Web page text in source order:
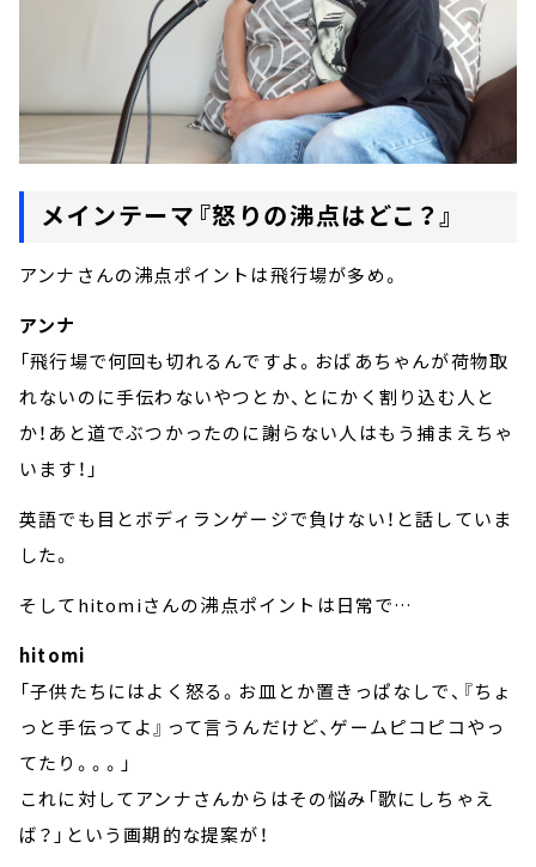
メインテーマ『怒りの沸点はどこ？』
アンナさんの沸点ポイントは飛行場が多め。
アンナ
「飛行場で何回も切れるんですよ。おばあちゃんが荷物取
れないのに手伝わないやつとか、とにかく割り込む人と
か！あと道でぶつかったのに謝らない人はもう捕まえちゃ
います！」
英語でも目とボディランゲージで負けない！と話していま
した。
そしてhitomiさんの沸点ポイントは日常で…
hitomi
「子供たちにはよく怒る。お皿とか置きっぱなしで、『ちょ
っと手伝ってよ』って言うんだけど、ゲームピコピコやっ
てたり。。。」
これに対してアンナさんからはその悩み「歌にしちゃえ
ば？」という画期的な提案が！